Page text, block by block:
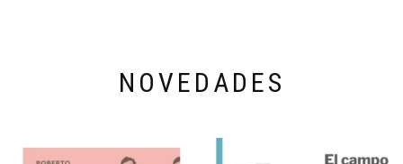
NOVEDADES